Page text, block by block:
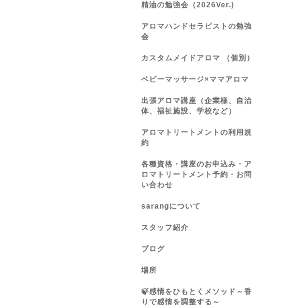
精油の勉強会（2026Ver.)
アロマハンドセラピストの勉強
会
カスタムメイドアロマ （個別）
ベビーマッサージ×ママアロマ
出張アロマ講座（企業様、自治
体、福祉施設、学校など）
アロマトリートメントの利用規
約
各種資格・講座のお申込み・ア
ロマトリートメント予約・お問
い合わせ
sarangについて
スタッフ紹介
ブログ
場所
🍃感情をひもとくメソッド～香
りで感情を調整する～